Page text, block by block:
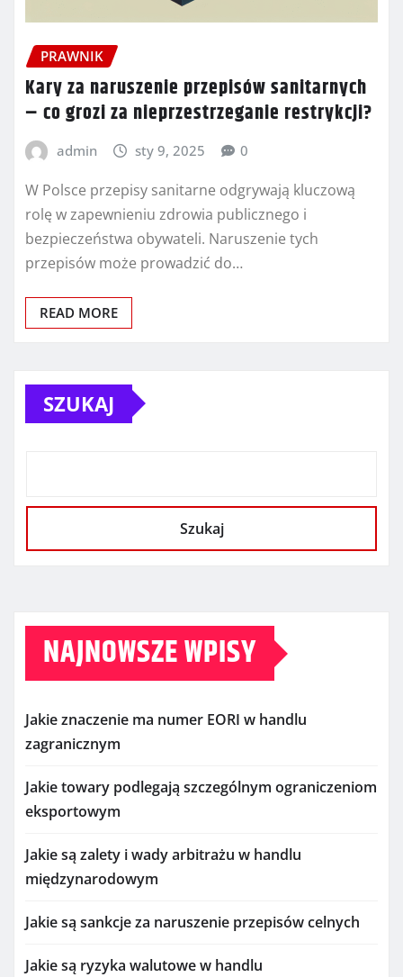
PRAWNIK
Kary za naruszenie przepisów sanitarnych
– co grozi za nieprzestrzeganie restrykcji?
admin sty 9, 2025 0
W Polsce przepisy sanitarne odgrywają kluczową
rolę w zapewnieniu zdrowia publicznego i
bezpieczeństwa obywateli. Naruszenie tych
przepisów może prowadzić do…
READ MORE
SZUKAJ
Szukaj
NAJNOWSZE WPISY
Jakie znaczenie ma numer EORI w handlu
zagranicznym
Jakie towary podlegają szczególnym ograniczeniom
eksportowym
Jakie są zalety i wady arbitrażu w handlu
międzynarodowym
Jakie są sankcje za naruszenie przepisów celnych
Jakie są ryzyka walutowe w handlu